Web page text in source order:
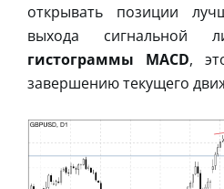
открывать позиции
выхода сигнальной
гистограммы MACD,
завершению текущего